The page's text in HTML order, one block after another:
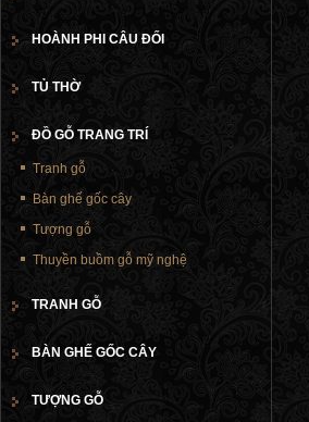
HOÀNH PHI CÂU ĐỐI
TỦ THỜ
ĐỒ GỖ TRANG TRÍ
Tranh gỗ
Bàn ghế gốc cây
Tượng gỗ
Thuyền buồm gỗ mỹ nghệ
TRANH GỖ
BÀN GHẾ GỐC CÂY
TƯỢNG GỖ